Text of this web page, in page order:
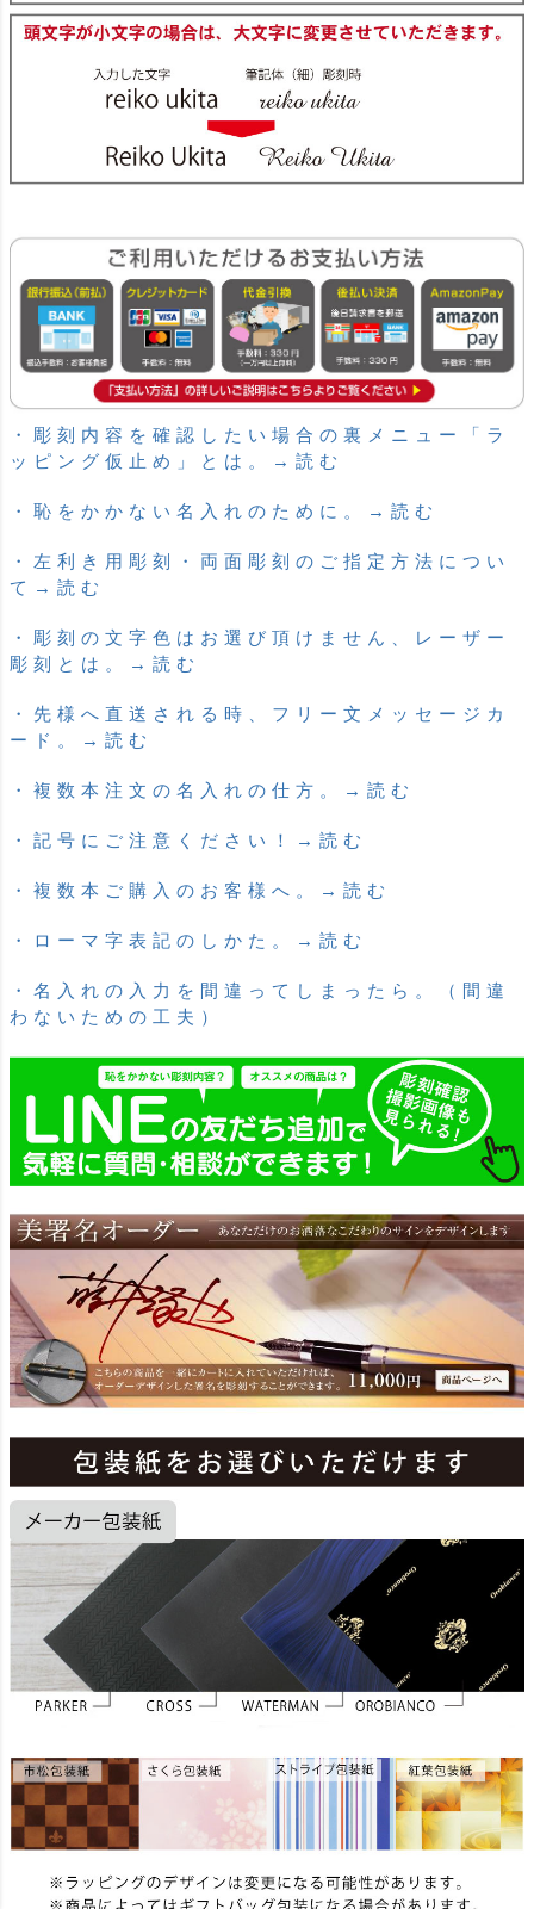
・彫刻内容を確認したい場合の裏メニュー「ラ
ッピング仮止め」とは。→読む
・恥をかかない名入れのために。→読む
・左利き用彫刻・両面彫刻のご指定方法につい
て→読む
・彫刻の文字色はお選び頂けません、レーザー
彫刻とは。→読む
・先様へ直送される時、フリー文メッセージカ
ード。→読む
・複数本注文の名入れの仕方。→読む
・記号にご注意ください！→読む
・複数本ご購入のお客様へ。→読む
・ローマ字表記のしかた。→読む
・名入れの入力を間違ってしまったら。（間違
わないための工夫）